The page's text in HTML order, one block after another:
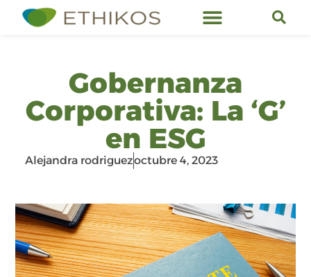
Gobernanza
Corporativa: La ‘G’
en ESG
Alejandra rodriguezoctubre 4, 2023